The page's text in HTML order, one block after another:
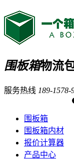
围板箱物流
服务热线 189-1578-
围板箱
围板箱内材
报价计算器
产品中心